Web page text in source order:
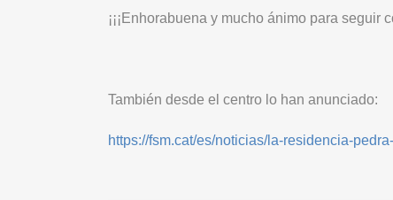
¡¡¡Enhorabuena y mucho ánimo para
También desde el centro lo han anunciado:
https://fsm.cat/es/noticias/la-residencia-